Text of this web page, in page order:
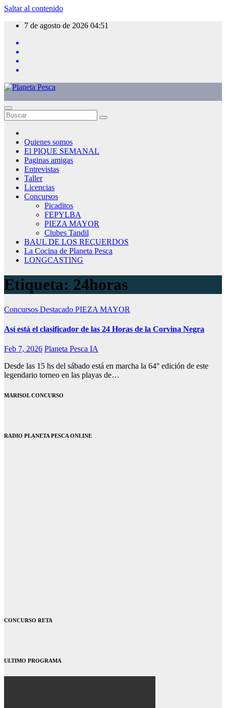
Saltar al contenido
7 de agosto de 2026 04:51
Quienes somos
El PIQUE SEMANAL
Paginas amigas
Entrevistas
Taller
Licencias
Concursos
Picaditos
FEPYLBA
PIEZA MAYOR
Clubes Tandil
BAUL DE LOS RECUERDOS
La Cocina de Planeta Pesca
LONGCASTING
Etiqueta: 24horas
Concursos Destacado PIEZA MAYOR
Así está el clasificador de las 24 Horas de la Corvina Negra
Feb 7, 2026 Planeta Pesca IA
Desde las 15 hs del sábado está en marcha la 64° edición de este
legendario torneo en las playas de…
MARISOL CONCURSO
RADIO PLANETA PESCA ONLINE
CONCURSO RETA
ULTIMO PROGRAMA